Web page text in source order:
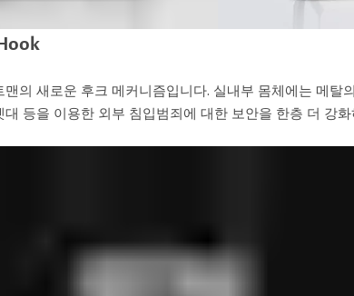
의 새로운 후크 메커니즘입니다. 실내부 몸체에는 메
등을 이용한 외부 침입범죄에 대한 보안을 한층 더 강화